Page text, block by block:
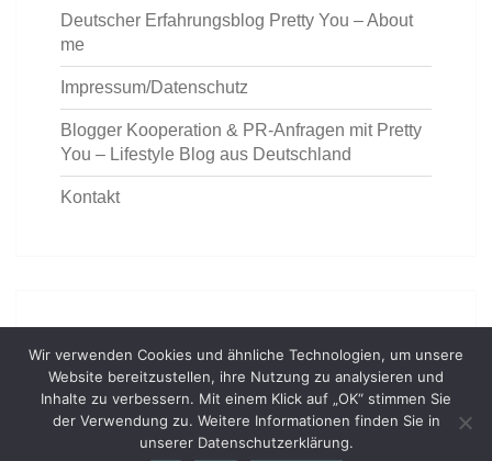
Deutscher Erfahrungsblog Pretty You – About
me
Impressum/Datenschutz
Blogger Kooperation & PR-Anfragen mit Pretty
You – Lifestyle Blog aus Deutschland
Kontakt
Wir verwenden Cookies und ähnliche Technologien, um unsere
Website bereitzustellen, ihre Nutzung zu analysieren und
Inhalte zu verbessern. Mit einem Klick auf „OK“ stimmen Sie
der Verwendung zu. Weitere Informationen finden Sie in
unserer Datenschutzerklärung.